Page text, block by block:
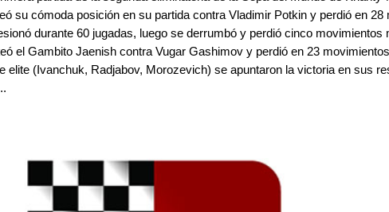
su cómoda posición en su partida contra Vladimir Potkin y perdió en 28
durante 60 jugadas, luego se derrumbó y perdió cinco movimientos
el Gambito Jaenish contra Vugar Gashimov y perdió en 23
elite (Ivanchuk, Radjabov, Morozevich) se apuntaron la victoria en sus